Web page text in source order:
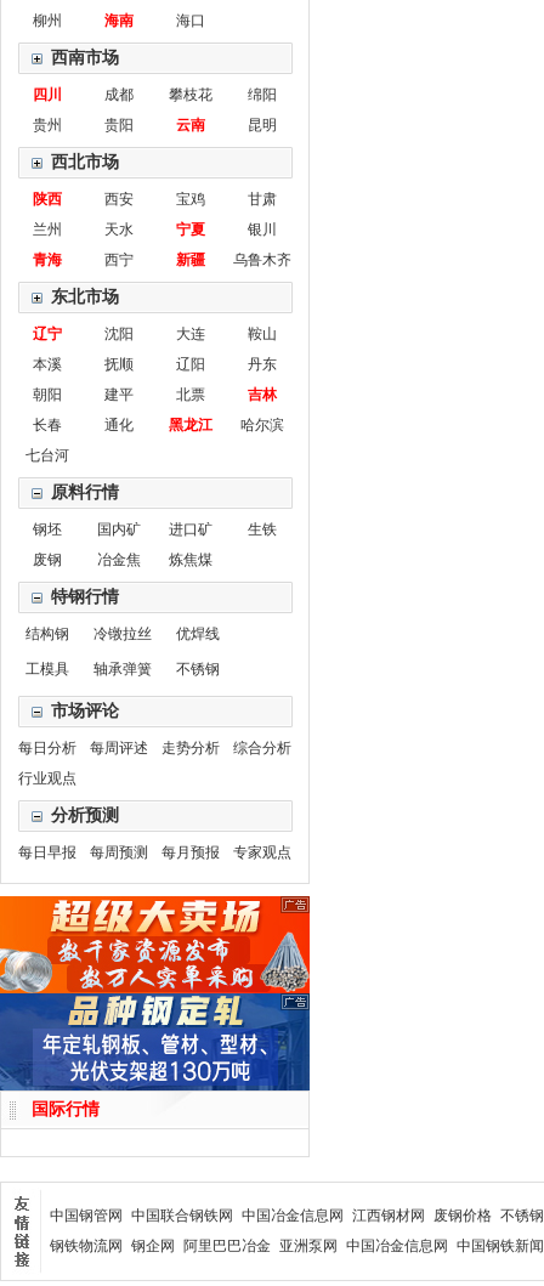
柳州
海南 海口
西南市场
四川 成都 攀枝花
绵阳
贵州
贵阳 云南 昆明
西北市场
陕西 西安 宝鸡
甘肃
兰州
天水 宁夏
银川
青海
西宁 新疆 乌鲁木齐
东北市场
辽宁 沈阳 大连
鞍山
本溪
抚顺 辽阳
丹东
朝阳
建平 北票
吉林
长春
通化 黑龙江
哈尔滨
七台河
原料行情
钢坯 国内矿 进口矿
生铁
废钢
冶金焦 炼焦煤
特钢行情
结构钢 冷镦拉丝 优焊线
工模具 轴承弹簧 不锈钢
市场评论
每日分析 每周评述 走势分析
综合分析
行业观点
分析预测
每日早报 每周预测 每月预报 专家观点
国际行情
中国钢管网 中国联合钢铁网 中国冶金信息网 江西钢材网 废钢价格 不锈钢
钢铁物流网
钢企网 阿里巴巴冶金 亚洲泵网 中国冶金信息网 中国钢铁新